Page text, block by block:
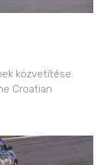
közvetítése.
Croatian